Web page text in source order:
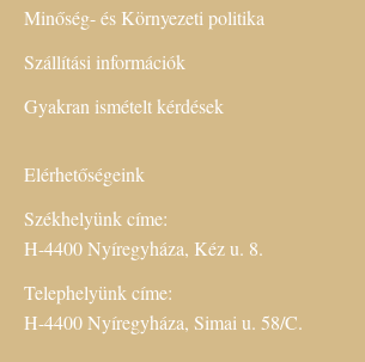
Minőség- és Környezeti politika
Szállítási információk
Gyakran ismételt kérdések
Elérhetőségeink
Székhelyünk címe:
H-4400 Nyíregyháza, Kéz u. 8.
Telephelyünk címe:
H-4400 Nyíregyháza, Simai u. 58/C.